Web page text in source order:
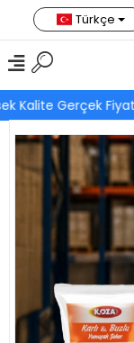
Kalite Gerçek Fiyat
Türkçe